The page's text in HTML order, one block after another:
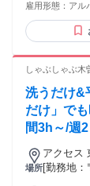
活躍中】
ェ、コン
でも大丈夫です。 ・外国人
雇用形態： アル
しゃぶしゃぶ
洗うだけ&
だけ」で
間3h～/週
場所
アクセス
イナー 西
[勤務地：